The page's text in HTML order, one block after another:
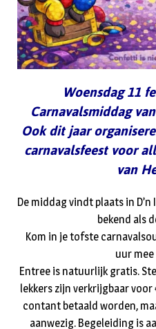
Woensdag 11
Carnavalsmiddag
Ook dit jaar
carnavalsfeest voor
van
De middag vindt plaats in
bekend als
Kom in je tofste
uur
Entree is natuurlijk gratis.
lekkers zijn verkrijgbaar voor
contant betaald worden,
aanwezig. Begeleiding is